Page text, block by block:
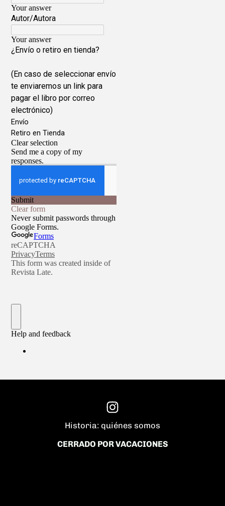
Historia: quiénes somos
CERRADO POR VACACIONES